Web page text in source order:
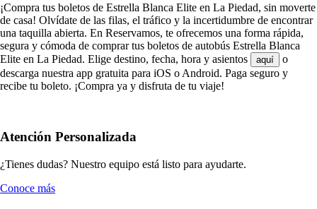
¡Compra tus boletos de Estrella Blanca Elite en La Piedad, sin moverte
de casa! Olvídate de las filas, el tráfico y la incertidumbre de encontrar
una taquilla abierta. En Reservamos, te ofrecemos una forma rápida,
segura y cómoda de comprar tus boletos de autobús Estrella Blanca
Elite en La Piedad. Elige destino, fecha, hora y asientos
aquí
o
descarga nuestra app gratuita para iOS o Android. Paga seguro y
recibe tu boleto. ¡Compra ya y disfruta de tu viaje!
Atención Personalizada
¿Tienes dudas? Nuestro equipo está listo para ayudarte.
Conoce más